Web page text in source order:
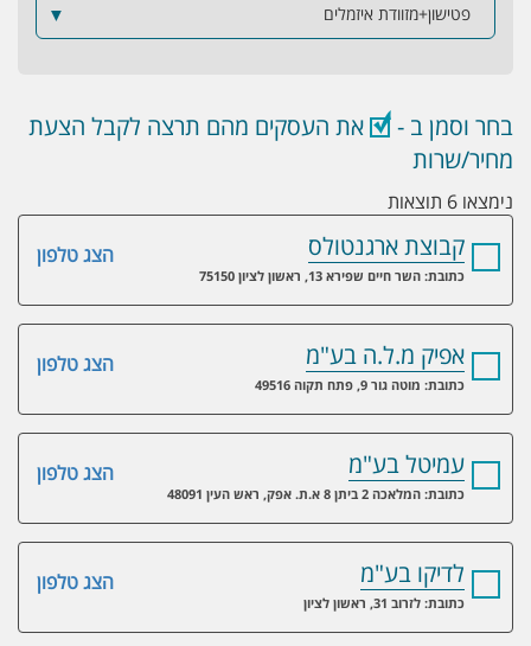
פטישון+מזוודת איזמלים ▼
בחר וסמן ב -
את העסקים מהם תרצה לקבל הצעת
מחיר/שרות
נימצאו 6 תוצאות
הצג טלפון קבוצת ארגנטולס
כתובת: השר חיים שפירא 13, ראשון לציון 75150
הצג טלפון אפיק מ.ל.ה בע"מ
כתובת: מוטה גור 9, פתח תקוה 49516
הצג טלפון עמיטל בע"מ
כתובת: המלאכה 2 ביתן 8 א.ת. אפק, ראש העין 48091
הצג טלפון לדיקו בע"מ
כתובת: לזרוב 31, ראשון לציון